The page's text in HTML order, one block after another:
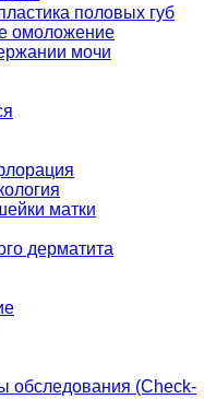
половых губ
омоложение
мочи
матки
дерматита
обследования (Check-